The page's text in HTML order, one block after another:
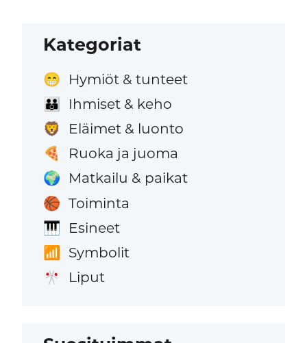
Kategoriat
😁 Hymiöt & tunteet
👪 Ihmiset & keho
🦁 Eläimet & luonto
🍕 Ruoka ja juoma
🌍 Matkailu & paikat
🏀 Toiminta
🎹 Esineet
📶 Symbolit
🎌 Liput